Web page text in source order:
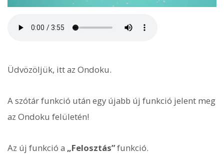
Üdvözöljük, itt az Ondoku.
A szótár funkció után egy újabb új funkció jelent meg
az Ondoku felületén!
Az új funkció a „Felosztás”funkció.